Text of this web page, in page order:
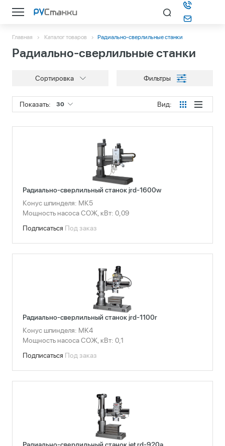
Каталог
О компании
Информация
Контакты
Подбор станка
Главная Каталог товаров Радиально-сверлильные станки
Радиально-сверлильные станки
Сортировка Фильтры
Показать: 30 Вид:
Радиально-сверлильный станок jrd-1600w
Конус шпинделя: МК5
Мощность насоса СОЖ, кВт: 0,09
Подписаться Под заказ
Радиально-сверлильный станок jrd-1100r
Конус шпинделя: MK4
Мощность насоса СОЖ, кВт: 0,1
Подписаться Под заказ